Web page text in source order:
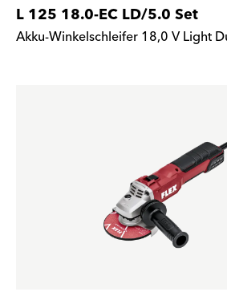
L 125 18.0-EC LD/5.0 Set
Akku-Winkelschleifer 18,0 V Light